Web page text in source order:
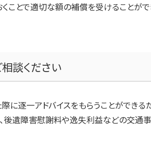
ことで適切な額の補償を受けることがで
相談ください
逐一アドバイスをもらうことができる
後遺障害慰謝料や逸失利益などの交通